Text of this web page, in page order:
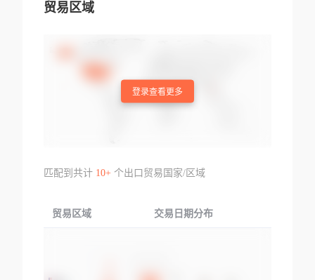
贸易区域
登录查看更多
匹配到共计 10+个出口贸易国家/区域
贸易区域 交易日期分布